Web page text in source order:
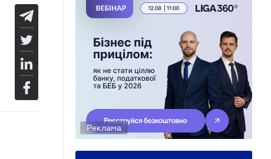
Реклама